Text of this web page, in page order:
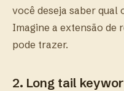
você deseja saber qual
Imagine a extensão de
pode trazer.
2. Long tail